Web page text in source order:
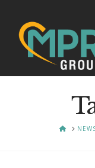
HOME